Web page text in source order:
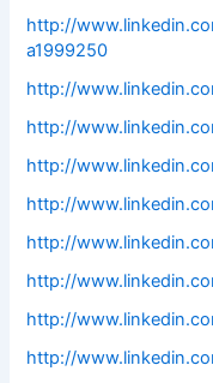
http://
a1999250
http://
http://
http://
http://
http://
http://
http://
http://